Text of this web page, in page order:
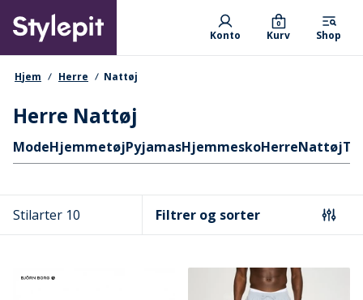
main
content
Primary departments
Konto Kurv
0
Shop
navigationssti
Hjem Herre Nattøj
Herre Nattøj
Hurtige links
ModeHjemmetøjPyjamasHjemmeskoHerreNattøj
Stilarter 10 Filtrer og sorter